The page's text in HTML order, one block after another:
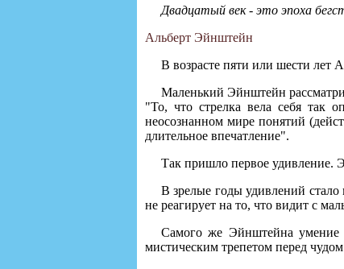
Двадцатый век - это эпоха
Альберт Эйнштейн
В возрасте пяти или шести лет
Маленький Эйнштейн
"То, что стрелка вела себя так
неосознанном мире понятий
длительное впечатление".
Так пришло первое удивление.
В зрелые годы удивлений
не реагирует на то, что видит с
Самого же Эйнштейна умение
мистическим трепетом перед